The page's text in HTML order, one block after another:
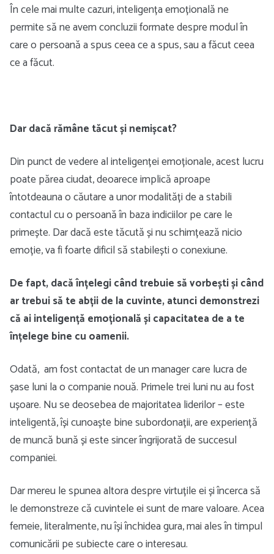
În cele mai multe cazuri, inteligența emoțională ne
permite să ne avem concluzii formate despre modul în
care o persoană a spus ceea ce a spus, sau a făcut ceea
ce a făcut.
Dar dacă rămâne tăcut și nemișcat?
Din punct de vedere al inteligenței emoționale, acest lucru
poate părea ciudat, deoarece implică aproape
întotdeauna o căutare a unor modalități de a stabili
contactul cu o persoană în baza indiciilor pe care le
primește. Dar dacă este tăcută și nu schimțează nicio
emoție, va fi foarte dificil să stabilești o conexiune.
De fapt, dacă înțelegi când trebuie să vorbești și când
ar trebui să te abții de la cuvinte, atunci demonstrezi
că ai inteligență emoțională și capacitatea de a te
înțelege bine cu oamenii.
Odată, am fost contactat de un manager care lucra de
șase luni la o companie nouă. Primele trei luni nu au fost
ușoare. Nu se deosebea de majoritatea liderilor – este
inteligentă, își cunoaște bine subordonații, are experiență
de muncă bună și este sincer îngrijorată de succesul
companiei.
Dar mereu le spunea altora despre virtuțile ei și încerca să
le demonstreze că cuvintele ei sunt de mare valoare. Acea
femeie, literalmente, nu își închidea gura, mai ales în timpul
comunicării pe subiecte care o interesau.